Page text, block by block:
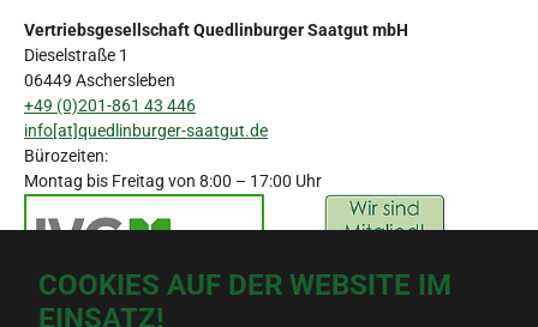
COOKIES AUF DER WEBSITE IM
EINSATZ!
Vertriebsgesellschaft Quedlinburger Saatgut mbH
Dieselstraße 1
06449 Aschersleben
+49 (0)201-861 43 446
info[at]quedlinburger-saatgut.de
Bürozeiten:
Montag bis Freitag von 8:00 – 17:00 Uhr